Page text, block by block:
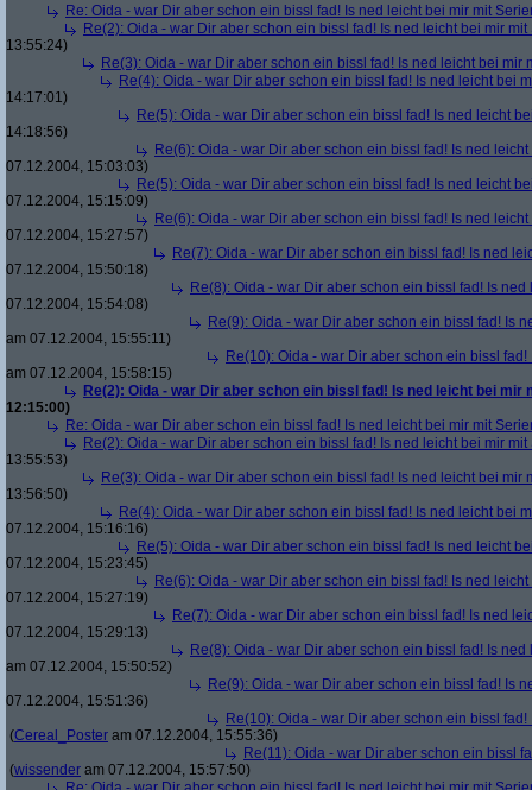
Re: Oida - war Dir aber schon ein bissl fad! Is ned leicht bei mir mit
Re(2): Oida - war Dir aber schon ein bissl fad! Is ned leicht bei mir mit
13:55:24)
Re(3): Oida - war Dir aber schon ein bissl fad! Is ned leicht bei mir
Re(4): Oida - war Dir aber schon ein bissl fad! Is ned leicht bei
14:17:01)
Re(5): Oida - war Dir aber schon ein bissl fad! Is ned leicht
14:18:56)
Re(6): Oida - war Dir aber schon ein bissl fad! Is ned
07.12.2004, 15:03:03)
Re(5): Oida - war Dir aber schon ein bissl fad! Is ned leicht
07.12.2004, 15:15:09)
Re(6): Oida - war Dir aber schon ein bissl fad! Is ned
07.12.2004, 15:27:57)
Re(7): Oida - war Dir aber schon ein bissl fad! Is ned
07.12.2004, 15:50:18)
Re(8): Oida - war Dir aber schon ein bissl fad! Is
07.12.2004, 15:54:08)
Re(9): Oida - war Dir aber schon ein bissl fad! Is
am 07.12.2004, 15:55:11)
Re(10): Oida - war Dir aber schon ein bissl
am 07.12.2004, 15:58:15)
Re(2): Oida - war Dir aber schon ein bissl fad! Is ned leicht bei mir
12:15:00)
Re: Oida - war Dir aber schon ein bissl fad! Is ned leicht bei mir mit
Re(2): Oida - war Dir aber schon ein bissl fad! Is ned leicht bei mir mit
13:55:53)
Re(3): Oida - war Dir aber schon ein bissl fad! Is ned leicht bei mir
13:56:50)
Re(4): Oida - war Dir aber schon ein bissl fad! Is ned leicht bei
07.12.2004, 15:16:16)
Re(5): Oida - war Dir aber schon ein bissl fad! Is ned leicht
07.12.2004, 15:23:45)
Re(6): Oida - war Dir aber schon ein bissl fad! Is ned
07.12.2004, 15:27:19)
Re(7): Oida - war Dir aber schon ein bissl fad! Is ned
07.12.2004, 15:29:13)
Re(8): Oida - war Dir aber schon ein bissl fad! Is
am 07.12.2004, 15:50:52)
Re(9): Oida - war Dir aber schon ein bissl fad! Is
07.12.2004, 15:51:36)
Re(10): Oida - war Dir aber schon ein bissl
(Cereal_Poster am 07.12.2004, 15:55:36)
Re(11): Oida - war Dir aber schon ein bissl
(wissender am 07.12.2004, 15:57:50)